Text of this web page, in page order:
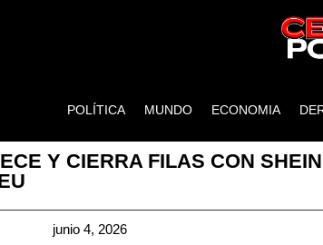
POLÍTICA MUNDO ECONOMIA
Y CIERRA FILAS CON
junio 4, 2026